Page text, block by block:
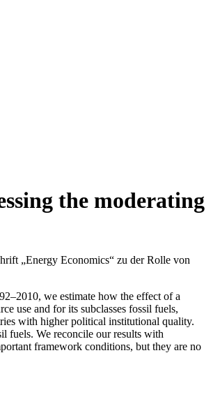
the moderating
„Energy Economics“ zu der Rolle von
we estimate how the effect of a
use and for its subclasses fossil fuels,
with higher political institutional quality.
fuels. We reconcile our results with
framework conditions, but they are no